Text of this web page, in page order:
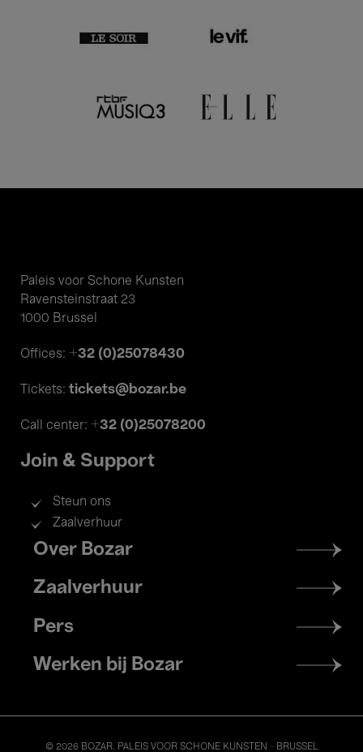
Paleis voor Schone Kunsten
Ravensteinstraat 23
1000 Brussel
Offices: +32 (0)25078430
Tickets: tickets@bozar.be
Call center: +32 (0)25078200
Join & Support
Steun ons
Zaalverhuur
Footer
menu
Over Bozar
Zaalverhuur
Pers
Werken bij Bozar
© 2026 BOZAR. PALEIS VOOR SCHONE KUNSTEN - BRUSSEL